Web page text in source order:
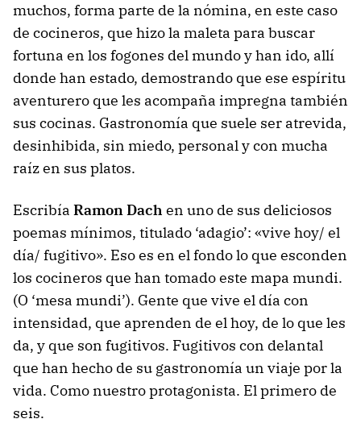
muchos, forma parte de la nómina, en este caso
de cocineros, que hizo la maleta para buscar
fortuna en los fogones del mundo y han ido, allí
donde han estado, demostrando que ese espíritu
aventurero que les acompaña impregna también
sus cocinas. Gastronomía que suele ser atrevida,
desinhibida, sin miedo, personal y con mucha
raíz en sus platos.
Escribía Ramon Dach en uno de sus deliciosos
poemas mínimos, titulado ‘adagio’: «vive hoy/ el
día/ fugitivo». Eso es en el fondo lo que esconden
los cocineros que han tomado este mapa mundi.
(O ‘mesa mundi’). Gente que vive el día con
intensidad, que aprenden de el hoy, de lo que les
da, y que son fugitivos. Fugitivos con delantal
que han hecho de su gastronomía un viaje por la
vida. Como nuestro protagonista. El primero de
seis.